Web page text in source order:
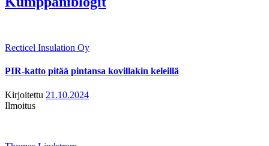
Recticel Insulation Oy
PIR-katto pitää pintansa kovillakin keleillä
Kirjoitettu 21.10.2024
Ilmoitus